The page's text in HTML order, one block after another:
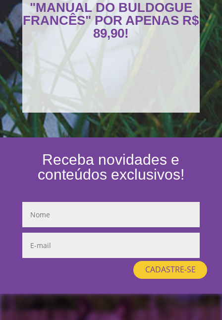
"MANUAL DO BULDOGUE
FRANCÊS" POR APENAS R$
89,90!
Receba novidades e
conteúdos exclusivos!
CADASTRE-SE